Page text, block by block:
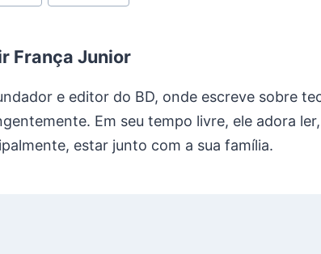
França Junior
e editor do BD, onde escreve sobre
Em seu tempo livre, ele adora
estar junto com a sua família.